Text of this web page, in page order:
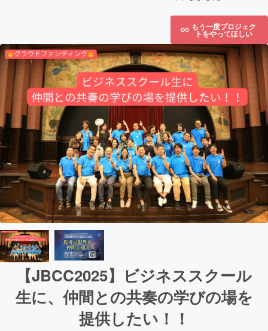
もう一度プロジェク
トをやってほしい
【JBCC2025】ビジネススクール
生に、仲間との共奏の学びの場を
提供したい！！